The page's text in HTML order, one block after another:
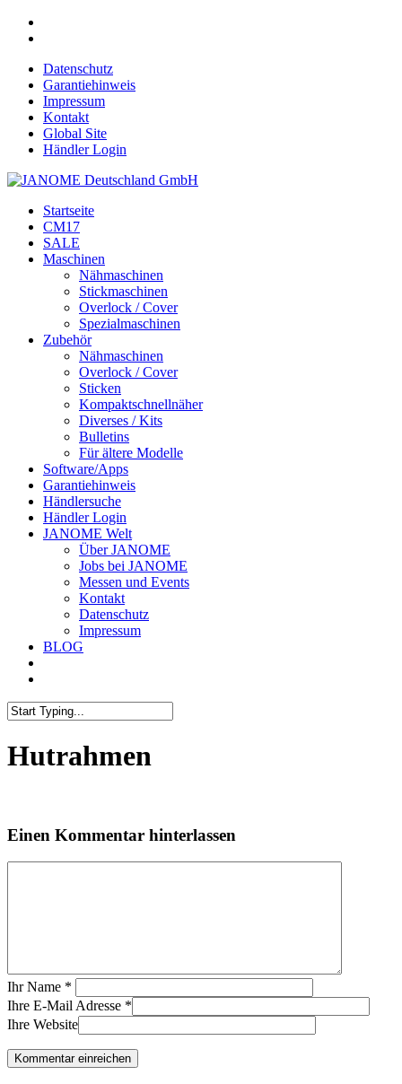
Datenschutz
Garantiehinweis
Impressum
Kontakt
Global Site
Händler Login
Startseite
CM17
SALE
Maschinen
Nähmaschinen
Stickmaschinen
Overlock / Cover
Spezialmaschinen
Zubehör
Nähmaschinen
Overlock / Cover
Sticken
Kompaktschnellnäher
Diverses / Kits
Bulletins
Für ältere Modelle
Software/Apps
Garantiehinweis
Händlersuche
Händler Login
JANOME Welt
Über JANOME
Jobs bei JANOME
Messen und Events
Kontakt
Datenschutz
Impressum
BLOG
Hutrahmen
Einen Kommentar hinterlassen
Ihr Name *
Ihre E-Mail Adresse *
Ihre Website